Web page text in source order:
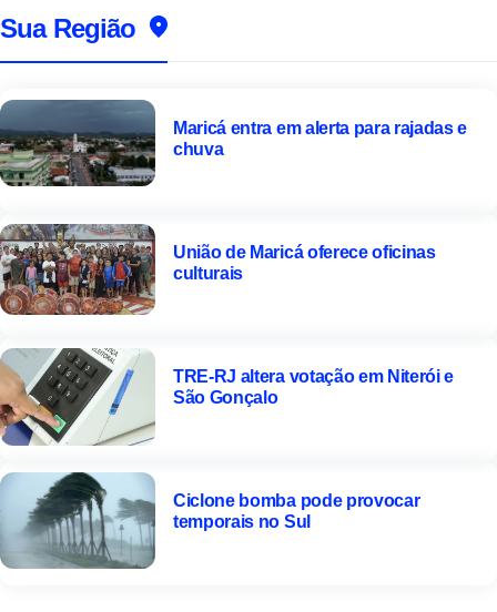
Sua Região
Maricá entra em alerta para rajadas e
chuva
União de Maricá oferece oficinas
culturais
TRE-RJ altera votação em Niterói e
São Gonçalo
Ciclone bomba pode provocar
temporais no Sul